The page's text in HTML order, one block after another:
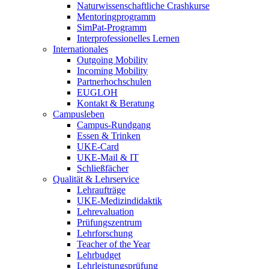
Naturwissenschaftliche Crashkurse
Mentoringprogramm
SimPat-Programm
Interprofessionelles Lernen
Internationales
Outgoing Mobility
Incoming Mobility
Partnerhochschulen
EUGLOH
Kontakt & Beratung
Campusleben
Campus-Rundgang
Essen & Trinken
UKE-Card
UKE-Mail & IT
Schließfächer
Qualität & Lehrservice
Lehraufträge
UKE-Medizindidaktik
Lehrevaluation
Prüfungszentrum
Lehrforschung
Teacher of the Year
Lehrbudget
Lehrleistungsprüfung